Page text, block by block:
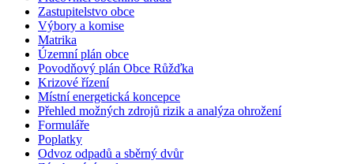
Zastupitelstvo obce
Výbory a komise
Matrika
Územní plán obce
Povodňový plán Obce Růžďka
Krizové řízení
Místní energetická koncepce
Přehled možných zdrojů rizik a analýza ohrožení
Formuláře
Poplatky
Odvoz odpadů a sběrný dvůr